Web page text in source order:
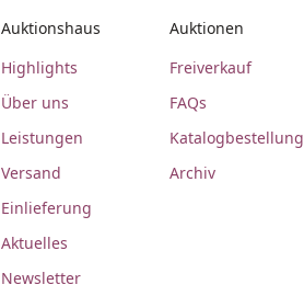
Auktionshaus
Highlights
Über uns
Leistungen
Versand
Einlieferung
Aktuelles
Newsletter
Auktionen
Freiverkauf
FAQs
Katalogbestellung
Archiv